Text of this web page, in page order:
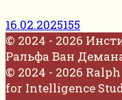
16.02.2025155
© 2024 - 2026
Ральфа Ван
© 2024 - 2026
for Intelligence